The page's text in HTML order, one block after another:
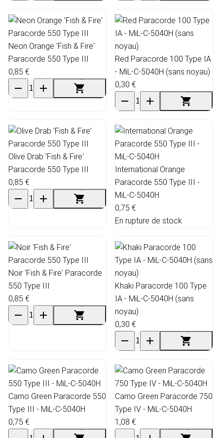
Neon Orange 'Fish & Fire'
Paracorde 550 Type III
0,85 €
Red Paracorde 100 Type IA
- MiL-C-5040H (sans noyau)
0,30 €
Olive Drab 'Fish & Fire'
Paracorde 550 Type III
0,85 €
International Orange
Paracorde 550 Type III -
MiL-C-5040H
0,75 €
En rupture de stock
Noir 'Fish & Fire' Paracorde
550 Type III
0,85 €
Khaki Paracorde 100 Type
IA - MiL-C-5040H (sans
noyau)
0,30 €
Camo Green Paracorde 550
Type III - MiL-C-5040H
0,75 €
Camo Green Paracorde 750
Type IV - MiL-C-5040H
1,08 €